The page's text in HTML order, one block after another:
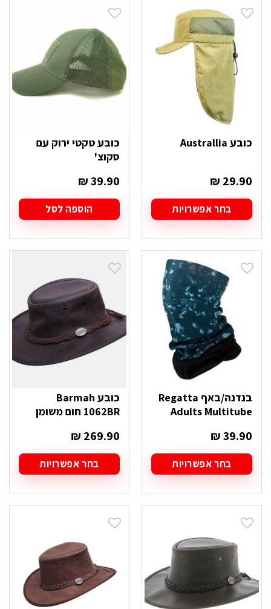
סוגים.
לבחור
האפשרויות
בעמוד
המוצר
סוגים.
לבחור
את
האפשרויות
בעמוד
המוצר
כובע Australlia
₪ 29.90
בחר אפשרויות
זה
יש
סוגים.
האפשרויות
בעמוד
המוצר
כובע טקטי ירוק עם
סקוצ'
₪39.90
הוספה לסל
בנדנה/באף Regatta
Adults Multitube
₪39.90
בחר אפשרויות
זה
יש
סוגים.
לבחור
האפשרויות
בעמוד
המוצר
כובע Barmah
1062BR חום משומן
₪ 269.90
בחר אפשרויות
זה
יש
סוגים.
האפשרויות
בעמוד